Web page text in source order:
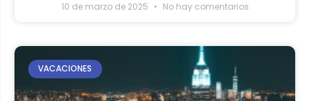
10 de marzo de 2025 No hay comentarios
VACACIONES